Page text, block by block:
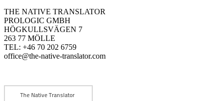
THE NATIVE TRANSLATOR
PROLOGIC GMBH
HÖGKULLSVÄGEN 7
263 77 MÖLLE
TEL: +46 70 202 6759
office@the-native-translator.com